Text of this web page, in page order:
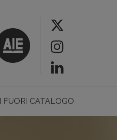
I FUORI CATALOGO